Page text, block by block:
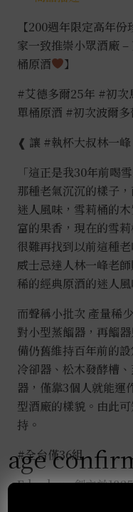
德
拉
酒
桶
單
原
酒
0.7L
數
量
【200週年限定高年
家一致推崇小眾酒廠
桶原酒
】
#艾德多爾25年 #初次
單桶原酒 #初次波爾
❰ 讓 #執杯大叔林一峰
「這正是我30年前喝
那種老氣沉沉的樣子
迷人風味，雪莉桶的
富的果香，現在的雪
很難再找到以前這種老
威士忌達人林一峰老
稀的經典原酒的迷人風
而聲稱小批次 產量稀
對小型蒸餾器，再餾
備仍舊維持百年前的
冷卻器、松木發酵槽
器，僅靠3個人就能運
型酒廠的樣貌。由此
持。
#全台僅36組
Edradour 創立於
出各式不同的桶型外
age